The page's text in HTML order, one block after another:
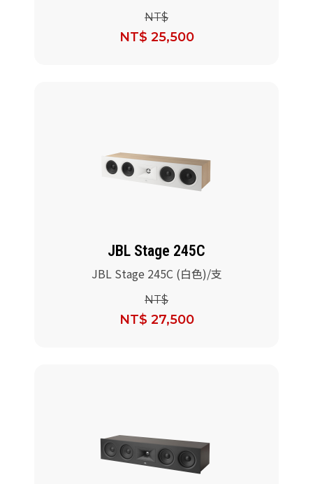
NT$
NT$ 25,500
JBL Stage 245C
JBL Stage 245C (白色)/支
NT$
NT$ 27,500